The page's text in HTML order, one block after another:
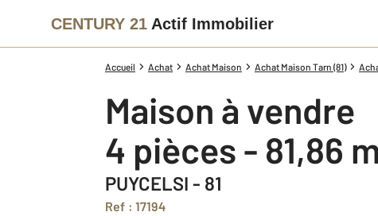
CENTURY 21 Actif Immobilier
Accueil Achat Achat Maison Achat Maison Tarn (81)
Maison à vendre
4 pièces - 81,86 m
PUYCELSI - 81
Ref : 17194